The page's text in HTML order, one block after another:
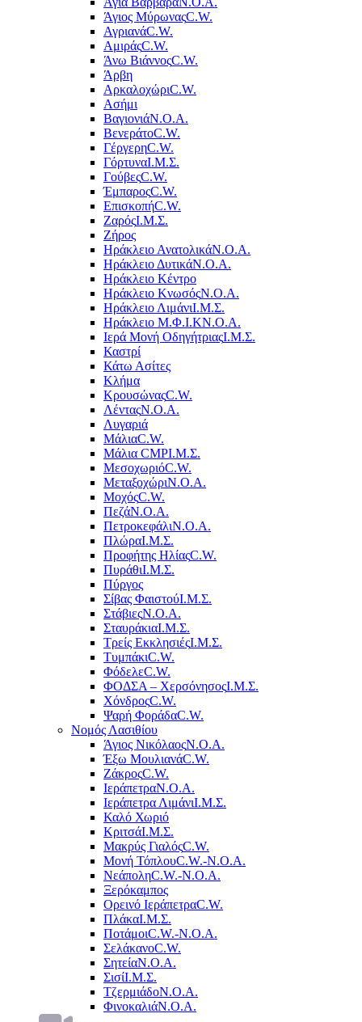
Άγιος ΜύρωναςC.W.
ΑγριανάC.W.
ΑμιράςC.W.
Άνω ΒιάννοςC.W.
Άρβη
ΑρκαλοχώριC.W.
Ασήμι
ΒαγιονιάΝ.Ο.Α.
ΒενεράτοC.W.
ΓέργερηC.W.
ΓόρτυναΙ.Μ.Σ.
ΓούβεςC.W.
ΈμπαροςC.W.
ΕπισκοπήC.W.
ΖαρόςΙ.Μ.Σ.
Ζήρος
Ηράκλειο ΑνατολικάΝ.Ο.Α.
Ηράκλειο ΔυτικάΝ.Ο.Α.
Ηράκλειο Κέντρο
Ηράκλειο ΚνωσόςΝ.Ο.Α.
Ηράκλειο ΛιμάνιΙ.Μ.Σ.
Ηράκλειο Μ.Φ.Ι.ΚΝ.Ο.Α.
Ιερά Μονή ΟδηγήτριαςΙ.Μ.Σ.
Καστρί
Κάτω Ασίτες
Κλήμα
ΚρουσώναςC.W.
ΛένταςΝ.Ο.Α.
Λυγαριά
ΜάλιαC.W.
Μάλια CMPΙ.Μ.Σ.
ΜεσοχωριόC.W.
ΜεταξοχώριΝ.Ο.Α.
ΜοχόςC.W.
ΠεζάΝ.Ο.Α.
ΠετροκεφάλιΝ.Ο.Α.
ΠλώραΙ.Μ.Σ.
Προφήτης ΗλίαςC.W.
ΠυράθιΙ.Μ.Σ.
Πύργος
Σίβας ΦαιστούΙ.Μ.Σ.
ΣτάβιεςΝ.Ο.Α.
ΣταυράκιαΙ.Μ.Σ.
Τρείς ΕκκλησιέςΙ.Μ.Σ.
ΤυμπάκιC.W.
ΦόδελεC.W.
ΦΟΔΣΑ – ΧερσόνησοςΙ.Μ.Σ.
ΧόνδροςC.W.
Ψαρή ΦοράδαC.W.
Νομός Λασιθίου
Άγιος ΝικόλαοςΝ.Ο.Α.
Έξω ΜουλιανάC.W.
ΖάκροςC.W.
ΙεράπετραΝ.Ο.Α.
Ιεράπετρα ΛιμάνιΙ.Μ.Σ.
Καλό Χωριό
ΚριτσάΙ.Μ.Σ.
Μακρύς ΓιαλόςC.W.
Μονή ΤόπλουC.W.-Ν.Ο.Α.
ΝεάποληC.W.-Ν.Ο.Α.
Ξερόκαμπος
Ορεινό ΙεράπετραC.W.
ΠλάκαΙ.Μ.Σ.
ΠοτάμοιC.W.-Ν.Ο.Α.
ΣελάκανοC.W.
ΣητείαΝ.Ο.Α.
ΣισίΙ.Μ.Σ.
ΤζερμιάδοΝ.Ο.Α.
ΦινοκαλιάΝ.Ο.Α.